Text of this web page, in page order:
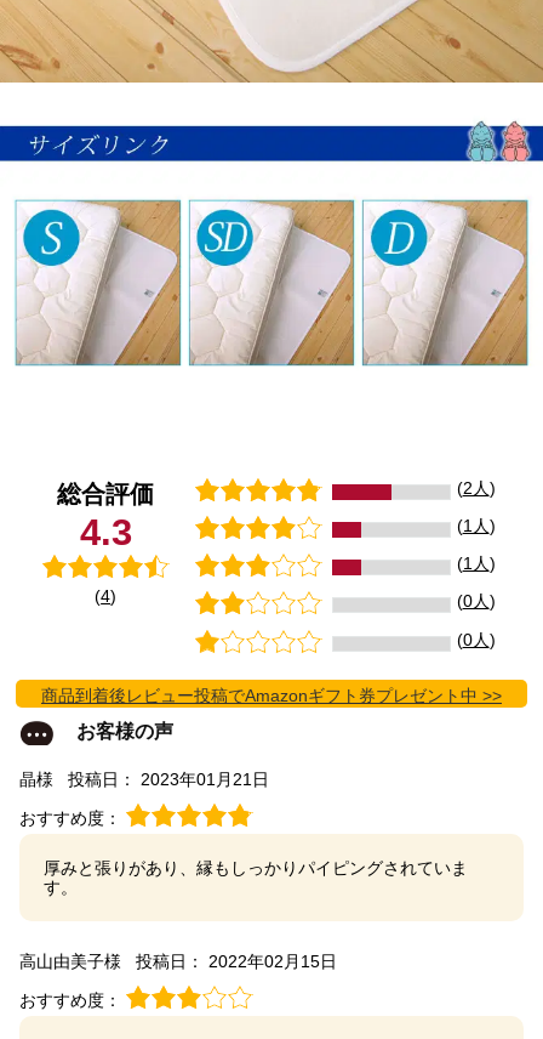
総合評価
4.3
(4)
(2人)
(1人)
(1人)
(0人)
(0人)
商品到着後レビュー投稿でAmazonギフト券プレゼント中 >>
お客様の声
晶様
投稿日： 2023年01月21日
おすすめ度：
厚みと張りがあり、縁もしっかりパイピングされていま
す。
高山由美子様
投稿日： 2022年02月15日
おすすめ度：